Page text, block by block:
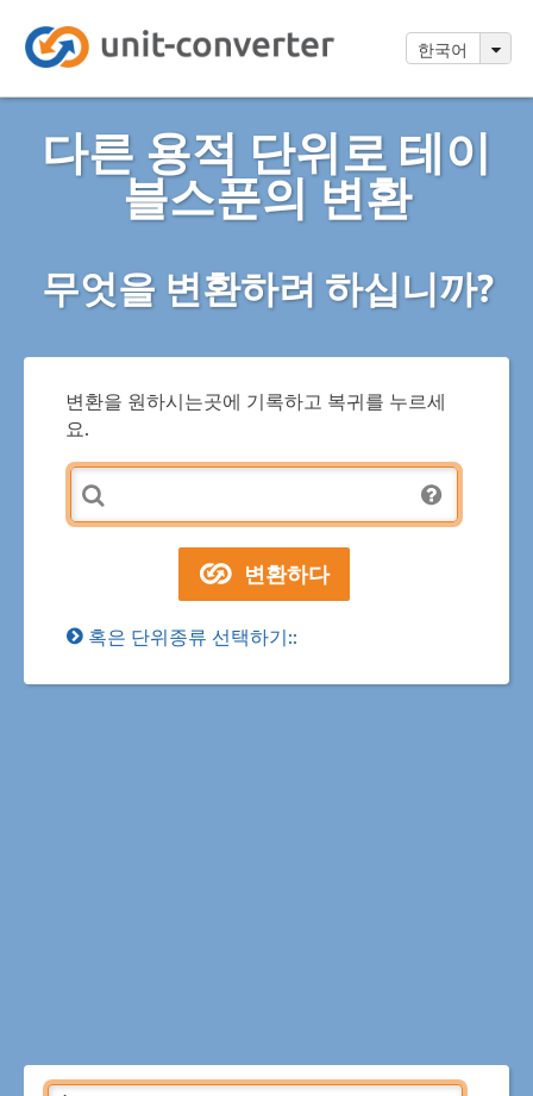
한국어
다른 용적 단위로 테이
블스푼의 변환
무엇을 변환하려 하십니까?
변환을 원하시는곳에 기록하고 복귀를 누르세
요.
혹은 단위종류 선택하기::